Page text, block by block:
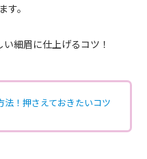
。
細眉に仕上げるコツ！
！押さえておきたいコツ